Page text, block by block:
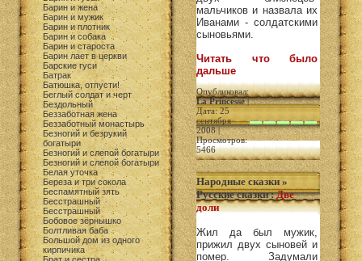
Барин и жена
Барин и мужик
Барин и плотник
Барин и собака
Барин и староста
Барин лает в церкви
Барские гуси
Батрак
Батюшка, отпусти!
Беглый солдат и черт
Бездольный
Беззаботная жена
Беззаботный монастырь
Безногий и безрукий
богатыри
Безногий и слепой богатыри
Безногий и слепой богатыри
Белая уточка
Береза и три сокола
Беспамятный зять
Бесстрашный
Бесстрашный
Бобовое зёрнышко
Болтливая баба
Большой дом из одного
кирпичика
мальчиков и назвала их
Иванами - солдатскими
сыновьями.
Читать что было
дальше
Опубликовал:
La Princesse|
Дата: 25
сентября
2008 |
Просмотров:
5466
Народные сказки »
Русские сказки:Две
доли
Жил да был мужик,
прижил двух сыновей и
помер. Задумали